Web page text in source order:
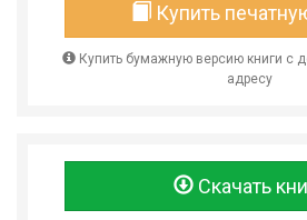
Купить
Купить бумажную версию книги с
адресу
Скачать